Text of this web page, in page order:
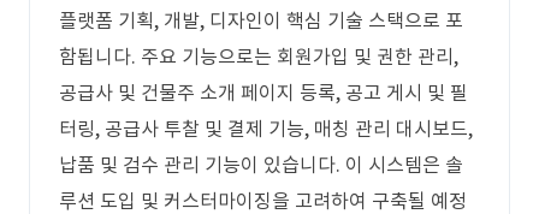
플랫폼 기획, 개발, 디자인이 핵심 기술 스택으로 포
함됩니다. 주요 기능으로는 회원가입 및 권한 관리,
공급사 및 건물주 소개 페이지 등록, 공고 게시 및 필
터링, 공급사 투찰 및 결제 기능, 매칭 관리 대시보드,
납품 및 검수 관리 기능이 있습니다. 이 시스템은 솔
루션 도입 및 커스터마이징을 고려하여 구축될 예정